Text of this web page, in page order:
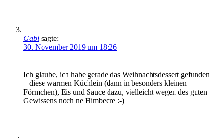
Gabi sagte:
30. November 2019 um 18:26
Ich glaube, ich habe gerade das Weihnachtsdessert gefunden
– diese warmen Küchlein (dann in besonders kleinen
Förmchen), Eis und Sauce dazu, vielleicht wegen des guten
Gewissens noch ne Himbeere :-)